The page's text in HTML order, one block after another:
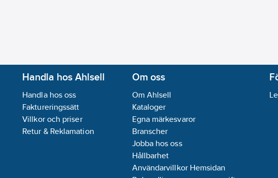
Handla hos Ahlsell
Handla hos oss
Faktureringssätt
Villkor och priser
Retur & Reklamation
Om oss
Om Ahlsell
Kataloger
Egna märkesvaror
Branscher
Jobba hos oss
Hållbarhet
Användarvillkor Hemsidan